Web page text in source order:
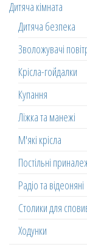
Дитяча кімната
Дитяча безпека
Зволожувачі
Крісла-гойдалки
Купання
Ліжка та манежі
М'які крісла
Постільні
Радіо та відеоняні
Столики для
Ходунки